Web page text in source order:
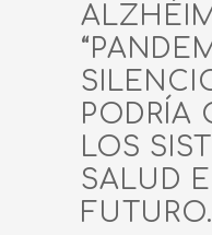
PODRÍA
LOS
SALUD
FUTURO.